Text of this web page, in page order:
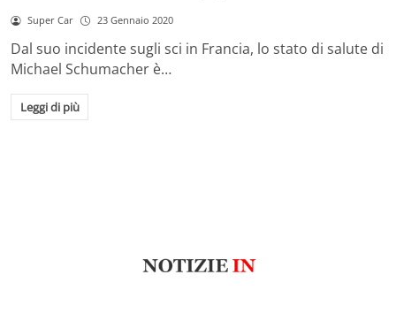
Super Car 23 Gennaio 2020
Dal suo incidente sugli sci in Francia, lo stato di salute di
Michael Schumacher è…
Leggi di più